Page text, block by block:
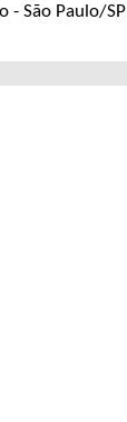
- São Paulo/SP